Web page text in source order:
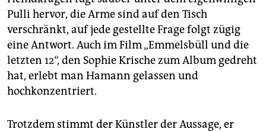
Pulli hervor, die Arme sind auf den Tisch
verschränkt, auf jede gestellte Frage folgt zügig
eine Antwort. Auch im Film „Emmelsbüll und die
letzten 12“, den Sophie Krische zum Album gedreht
hat, erlebt man Hamann gelassen und
hochkonzentriert.
Trotzdem stimmt der Künstler der Aussage, er